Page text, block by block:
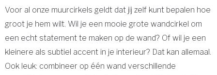
Voor al onze muurcirkels geldt dat jij zelf kunt bepalen hoe
groot je hem wilt. Wil je een mooie grote wandcirkel om
een echt statement te maken op de wand? Of wil je een
kleinere als subtiel accent in je interieur? Dat kan allemaal.
Ook leuk: combineer op één wand verschillende